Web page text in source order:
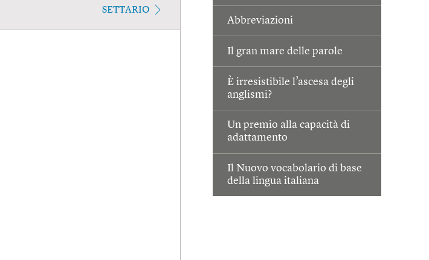
Abbreviazioni
Il gran mare delle parole
È irresistibile l’ascesa degli
anglismi?
Un premio alla capacità di
adattamento
Il Nuovo vocabolario di base
della lingua italiana
SETTARIO